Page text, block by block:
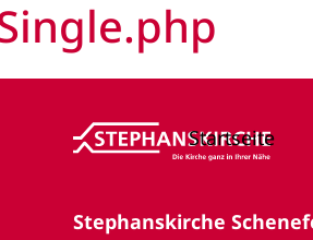
Startseite
Stephanskirche